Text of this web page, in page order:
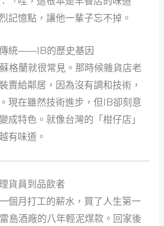
記憶點，讓他一輩子忘不掉。
統——IB的歷史基因
格蘭就很常見。那時候雜貨店老
賣給鄰居，因為沒有調和技術，
現在雖然技術進步，但IB卻刻意
成特色。就像台灣的「柑仔店」
有味道。
貨員到品飲者
個月打工的薪水，買了人生第一
酒廠的八年輕泥煤款。回家後